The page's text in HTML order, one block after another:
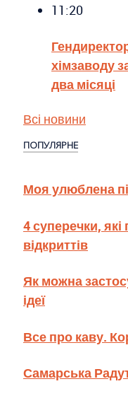
11:20
хімзаводу
два місяці
Всі новини
ПОПУЛЯРНЕ
Моя улюблена
4 суперечки,
відкриттів
Як можна
ідеї
Все про каву.
Самарська